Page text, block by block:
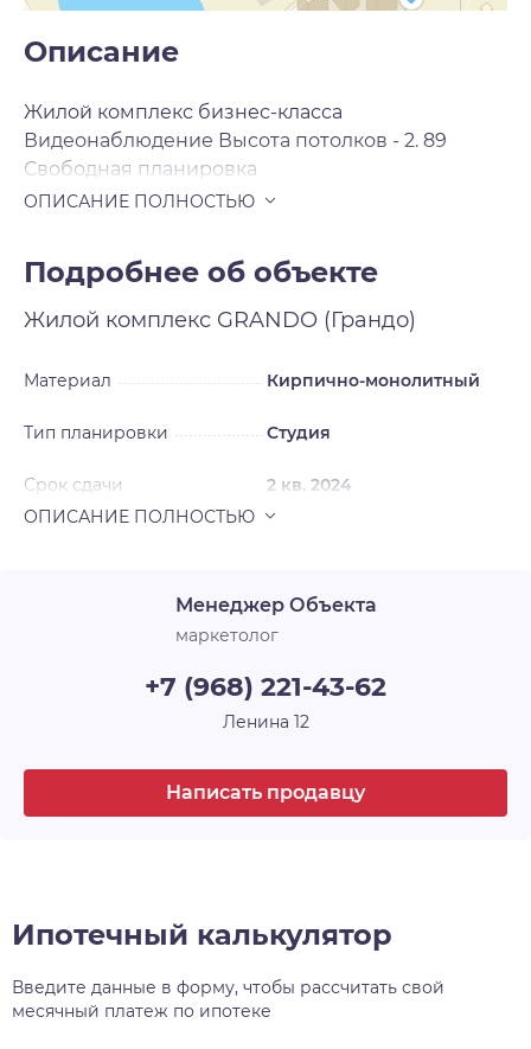
Описание
Жилой комплекс бизнес-класса
Видеонаблюдение Высота потолков - 2. 89
Свободная планировка
Подробнее об объекте
Жилой комплекс GRANDO (Грандо)
Материал Кирпично-монолитный
Тип планировки Студия
Срок сдачи 2 кв. 2024
Менеджер Объекта
маркетолог
+7 (968) 221-43-62
Ленина 12
Написать продавцу
Ипотечный калькулятор
Введите данные в форму, чтобы рассчитать свой
месячный платеж по ипотеке